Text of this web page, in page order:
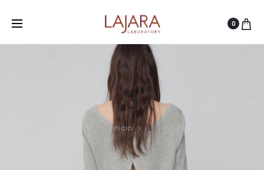
0
3
Inicio 3